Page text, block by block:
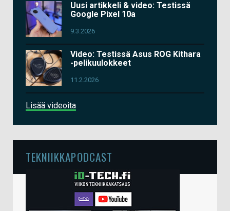
Uusi artikkeli & video: Testissä
Google Pixel 10a
9.3.2026
Video: Testissä Asus ROG Kithara
-pelikuulokkeet
11.2.2026
Lisää videoita
TEKNIIKKAPODCAST